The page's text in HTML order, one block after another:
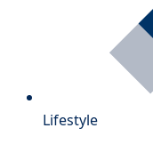
Lifestyle